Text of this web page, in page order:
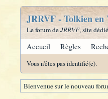
JRRVF - Tolkien en
Le forum deJRRVF, site
Accueil Règles
Vous n'êtes pas identifié(e).
Bienvenue sur le nouveau